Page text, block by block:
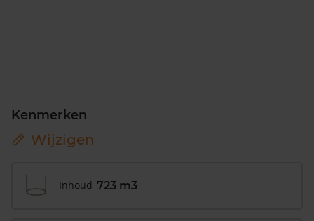
Kenmerken
Wijzigen
Inhoud 723 m3